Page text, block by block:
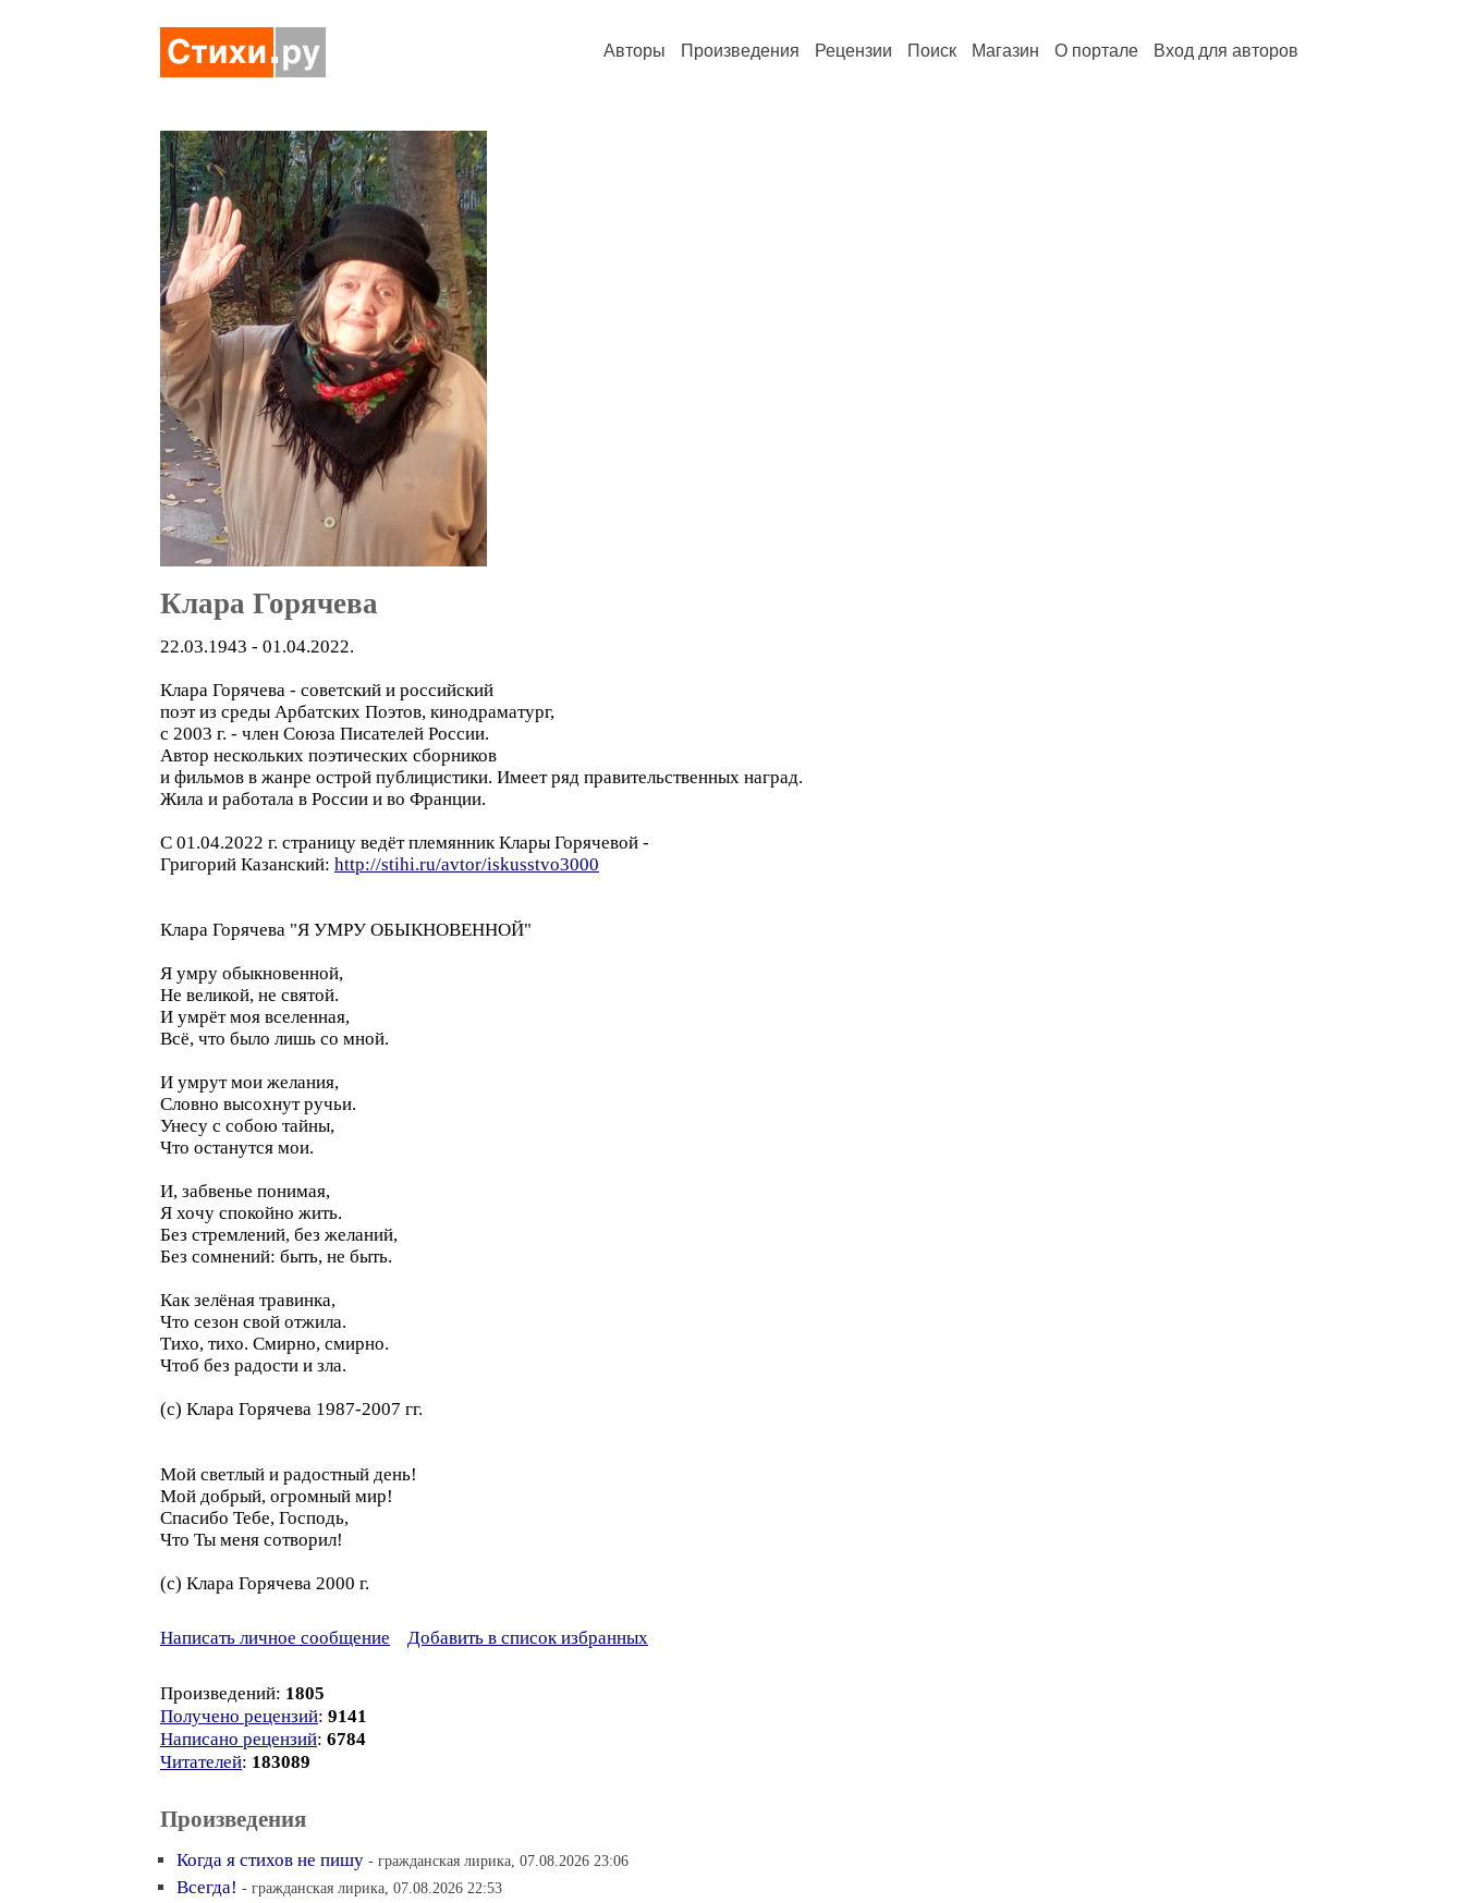
Авторы Произведения Рецензии Поиск Магазин О портале Вход для авторов
Клара Горячева
22.03.1943 - 01.04.2022.
Клара Горячева - советский и российский
поэт из среды Арбатских Поэтов, кинодраматург,
с 2003 г. - член Союза Писателей России.
Автор нескольких поэтических сборников
и фильмов в жанре острой публицистики. Имеет ряд правительственных наград.
Жила и работала в России и во Франции.
С 01.04.2022 г. страницу ведёт племянник Клары Горячевой -
Григорий Казанский: http://stihi.ru/avtor/iskusstvo3000
Клара Горячева "Я УМРУ ОБЫКНОВЕННОЙ"
Я умру обыкновенной,
Не великой, не святой.
И умрёт моя вселенная,
Всё, что было лишь со мной.
И умрут мои желания,
Словно высохнут ручьи.
Унесу с собою тайны,
Что останутся мои.
И, забвенье понимая,
Я хочу спокойно жить.
Без стремлений, без желаний,
Без сомнений: быть, не быть.
Как зелёная травинка,
Что сезон свой отжила.
Тихо, тихо. Смирно, смирно.
Чтоб без радости и зла.
(с) Клара Горячева 1987-2007 гг.
Мой светлый и радостный день!
Мой добрый, огромный мир!
Спасибо Тебе, Господь,
Что Ты меня сотворил!
(с) Клара Горячева 2000 г.
Написать личное сообщение Добавить в список избранных
Произведений: 1805
Получено рецензий: 9141
Написано рецензий: 6784
Читателей: 183089
Произведения
Когда я стихов не пишу - гражданская лирика, 07.08.2026 23:06
Всегда! - гражданская лирика, 07.08.2026 22:53